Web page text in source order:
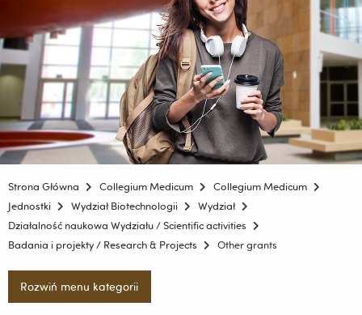
Strona Główna Collegium Medicum
Collegium Medicum
Jednostki
Wydział Biotechnologii
Wydział
Działalność naukowa Wydziału / Scientific activities
Badania i projekty / Research & Projects
Other grants
Rozwiń menu kategorii